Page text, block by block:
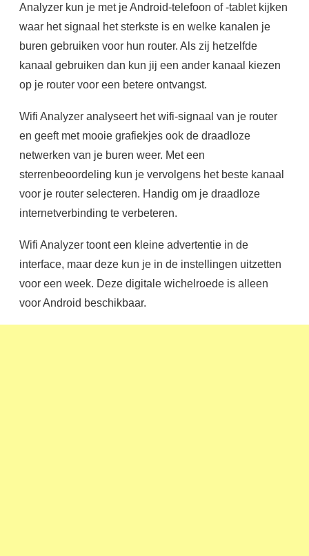
Analyzer kun je met je Android-telefoon of -tablet kijken
waar het signaal het sterkste is en welke kanalen je
buren gebruiken voor hun router. Als zij hetzelfde
kanaal gebruiken dan kun jij een ander kanaal kiezen
op je router voor een betere ontvangst.
Wifi Analyzer analyseert het wifi-signaal van je router
en geeft met mooie grafiekjes ook de draadloze
netwerken van je buren weer. Met een
sterrenbeoordeling kun je vervolgens het beste kanaal
voor je router selecteren. Handig om je draadloze
internetverbinding te verbeteren.
Wifi Analyzer toont een kleine advertentie in de
interface, maar deze kun je in de instellingen uitzetten
voor een week. Deze digitale wichelroede is alleen
voor Android beschikbaar.